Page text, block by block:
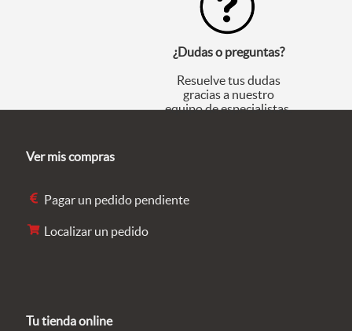
¿Dudas o preguntas?
Resuelve tus dudas
gracias a nuestro
equipo de especialistas.
Ver mis compras
Pagar un pedido pendiente
Localizar un pedido
Tu tienda online